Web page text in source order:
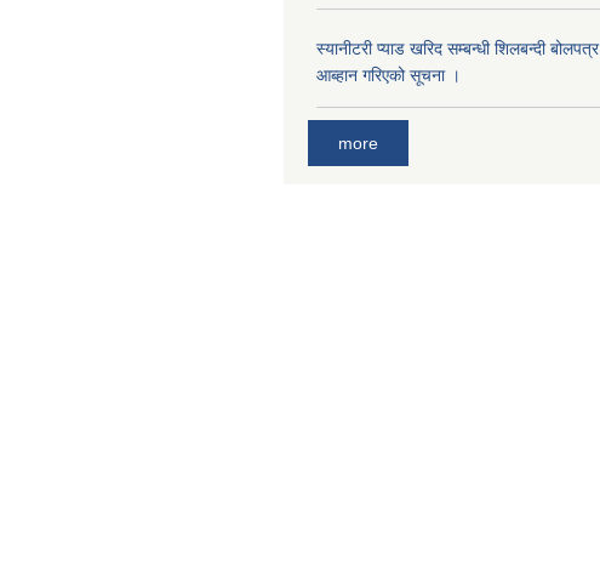
स्यानीटरी प्याड खरिद सम्बन्धी शिलबन्दी बोलपत्र
आब्हान गरिएको सूचना ।
more